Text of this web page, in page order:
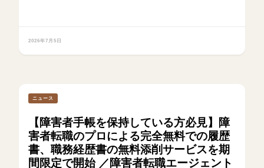
2026年7月5日
ニュース
【障害者手帳を保持している方必見】障
害者転職のプロによる完全無料での履歴
書、職務経歴書の無料添削サービスを期
間限定で開始 ／障害者転職エージェント